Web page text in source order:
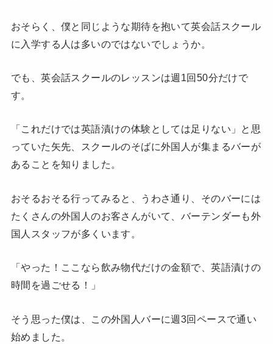
おそらく、僕と同じような期待を抱いて英会話スクール
に入学する人は多いのではないでしょうか。
でも、英会話スクールのレッスンは週1回50分だけで
す。
「これだけでは英語漬けの体験としては足りない」と思
っていた矢先、ス クールのそばに外国人が集まるバーが
あることを知りました。
おそるおそる行ってみると、うわさ通り、そのバーには
たくさんの外国人のお客さんがいて、バーテンダーも外
国人スタッフが多くいます。
「やった！ここなら飲み物代だけの金額で、英語漬けの
時間を過ごせる！」
そう思った僕は、この外国人バーに週3回ペースで通い
始めました。